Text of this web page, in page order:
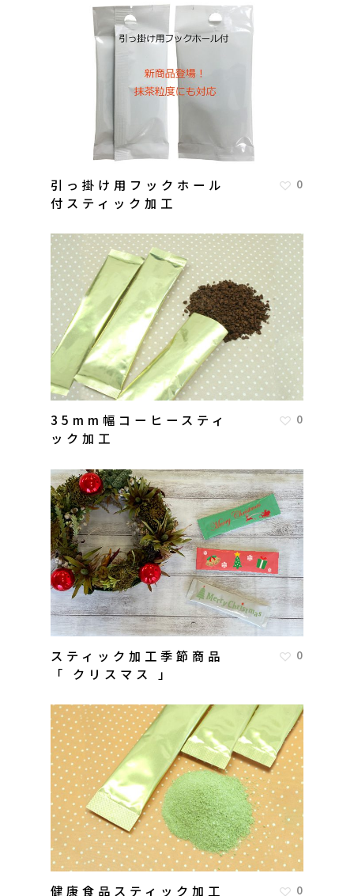
引っ掛け用フックホール
付スティック加工
0
35mm幅コーヒースティ
ック加工
0
スティック加工季節商品
「 クリスマス 」
0
健康食品スティック加工
0